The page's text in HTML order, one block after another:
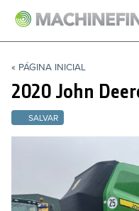
« PÁGINA INICIAL
2020 John
SALVAR
NAVIGATION LINKS